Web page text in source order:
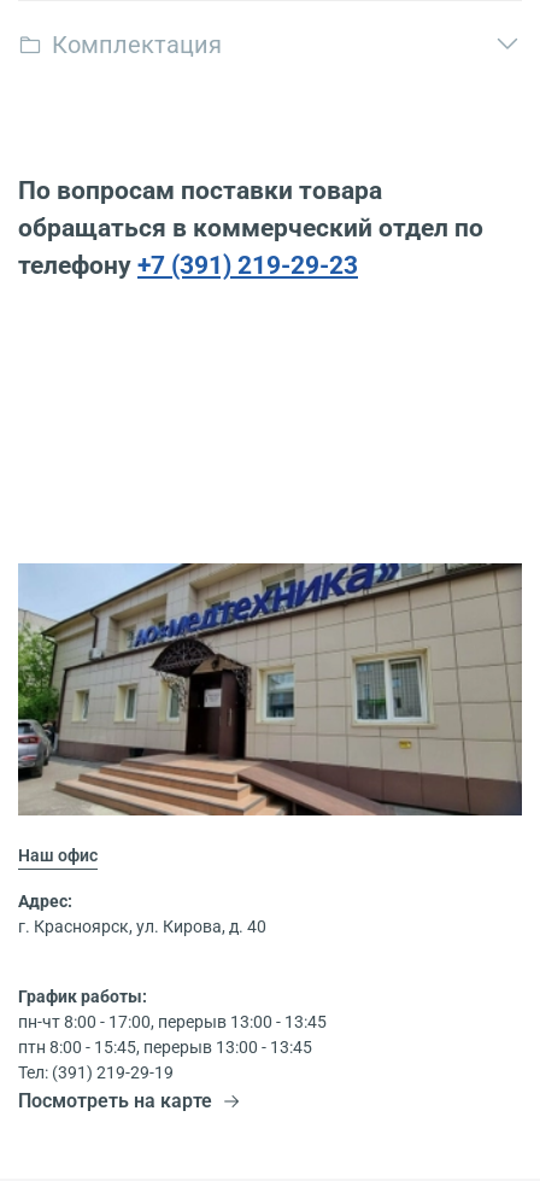
Комплектация
По вопросам поставки товара
обращаться в коммерческий отдел по
телефону +7 (391) 219-29-23
Наш офис
Адрес:
г. Красноярск, ул. Кирова, д. 40
График работы:
пн-чт 8:00 - 17:00, перерыв 13:00 - 13:45
птн 8:00 - 15:45, перерыв 13:00 - 13:45
Тел: (391) 219-29-19
Посмотреть на карте